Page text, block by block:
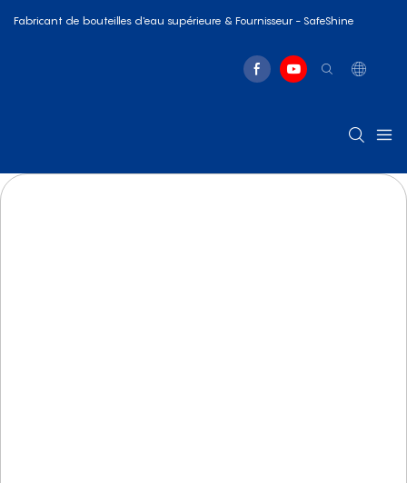
Fabricant de bouteilles d'eau supérieure & Fournisseur - SafeShine